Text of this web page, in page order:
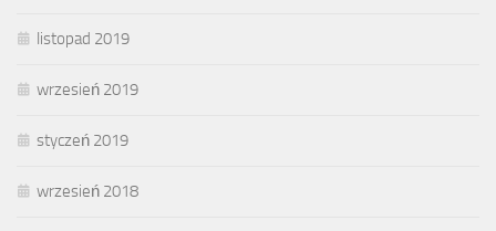
listopad 2019
wrzesień 2019
styczeń 2019
wrzesień 2018